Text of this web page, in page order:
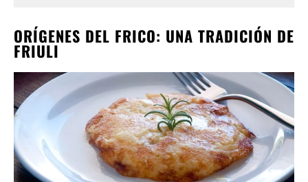
ORÍGENES DEL FRICO: UNA TRADICIÓN DE
FRIULI